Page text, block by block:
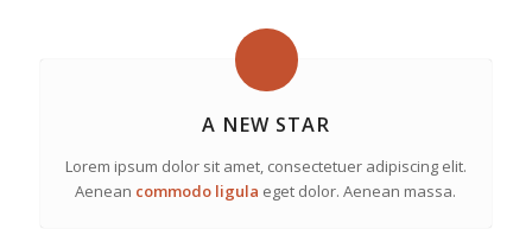
A NEW STAR
Lorem ipsum dolor sit amet, consectetuer adipiscing elit.
Aenean commodo ligula eget dolor. Aenean massa.